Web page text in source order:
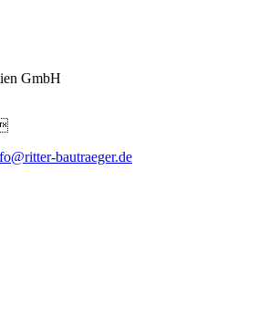
GmbH
bautraeger.de